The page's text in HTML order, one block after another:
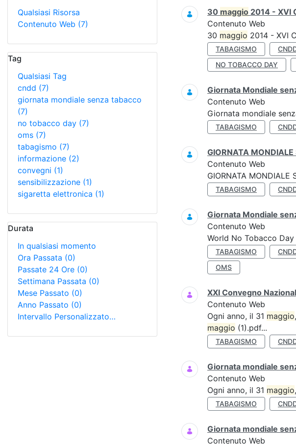
Qualsiasi Risorsa
Contenuto Web (7)
Tag
Qualsiasi Tag
cndd (7)
giornata mondiale senza tabacco
(7)
no tobacco day (7)
oms (7)
tabagismo (7)
informazione (2)
convegni (1)
sensibilizzazione (1)
sigaretta elettronica (1)
Durata
In qualsiasi momento
Ora Passata (0)
Passate 24 Ore (0)
Settimana Passata (0)
Mese Passato (0)
Anno Passato (0)
Intervallo Personalizzato…
Ricerca
30 maggio 2014 - XVI
Contenuto Web
30 maggio 2014 - XVI
TABAGISMO
NO TOBACCO DAY
Giornata Mondiale
Contenuto Web
Giornata mondiale
TABAGISMO
GIORNATA
Contenuto Web
GIORNATA MONDIALE
TABAGISMO
Giornata Mondiale
Contenuto Web
World No Tobacco Day
TABAGISMO
OMS
XXI Convegno
Contenuto Web
Ogni anno, il 31 maggio
maggio (1).pdf...
TABAGISMO
Giornata mondiale
Contenuto Web
Ogni anno, il 31 maggio
TABAGISMO
Giornata mondiale
Contenuto Web